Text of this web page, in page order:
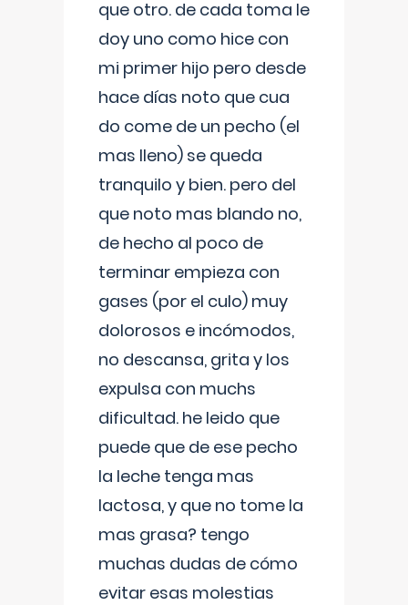
que otro. de cada toma le
doy uno como hice con
mi primer hijo pero desde
hace días noto que cua
do come de un pecho (el
mas lleno) se queda
tranquilo y bien. pero del
que noto mas blando no,
de hecho al poco de
terminar empieza con
gases (por el culo) muy
dolorosos e incómodos,
no descansa, grita y los
expulsa con muchs
dificultad. he leido que
puede que de ese pecho
la leche tenga mas
lactosa, y que no tome la
mas grasa? tengo
muchas dudas de cómo
evitar esas molestias